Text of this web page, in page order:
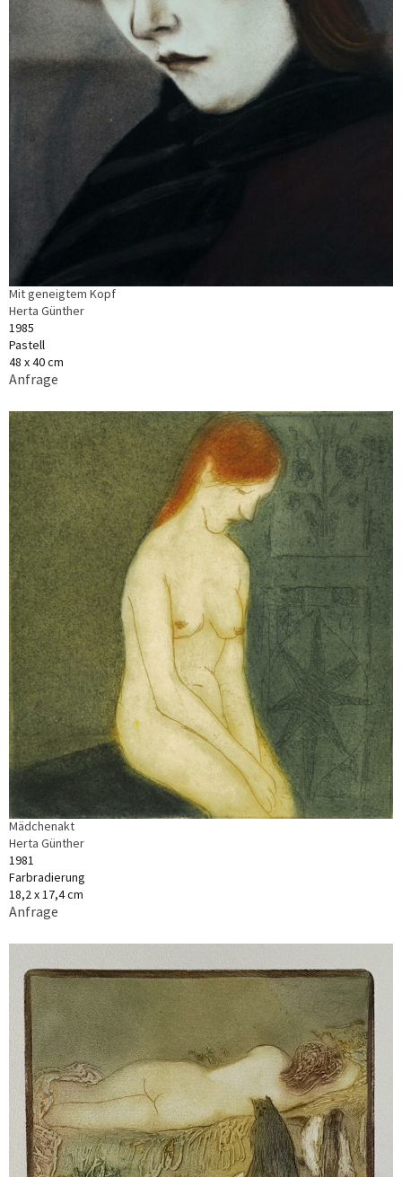
Mit geneigtem Kopf
Herta Günther
1985
Pastell
48 x 40 cm
Anfrage
Mädchenakt
Herta Günther
1981
Farbradierung
18,2 x 17,4 cm
Anfrage